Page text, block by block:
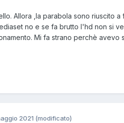
Allora ,la parabola sono riuscito
no e se fa brutto l'hd non si
Mi fa strano perchè
2021 (modificato)